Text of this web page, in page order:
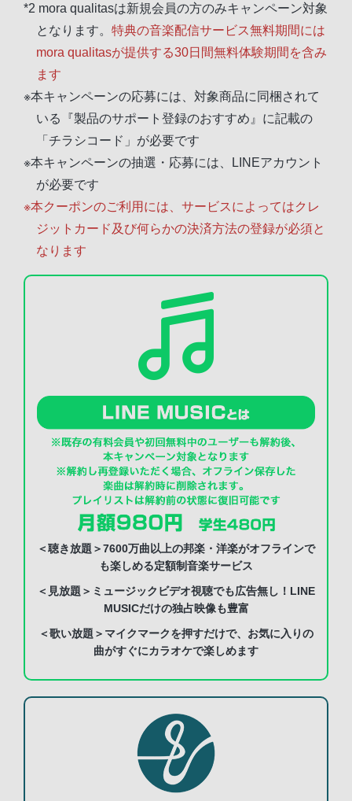
*2 mora qualitasは新規会員の方のみキャンペーン対象
となります。 特典の音楽配信サービス無料期間には
mora qualitasが提供する30日間無料体験期間を含み
ます
※本キャンペーンの応募には、対象商品に同梱されて
いる『製品のサポート登録のおすすめ』に記載の
「チラシコード」が必要です
※本キャンペーンの抽選・応募には、LINEアカウント
が必要です
※本クーポンのご利用には、サービスによってはクレ
ジットカード及び何らかの決済方法の登録が必須と
なります
＜聴き放題＞7600万曲以上の邦楽・洋楽がオフラインで
も楽しめる定額制音楽サービス
＜見放題＞ミュージックビデオ視聴でも広告無し！LINE
MUSICだけの独占映像も豊富
＜歌い放題＞マイクマークを押すだけで、お気に入りの
曲がすぐにカラオケで楽しめます